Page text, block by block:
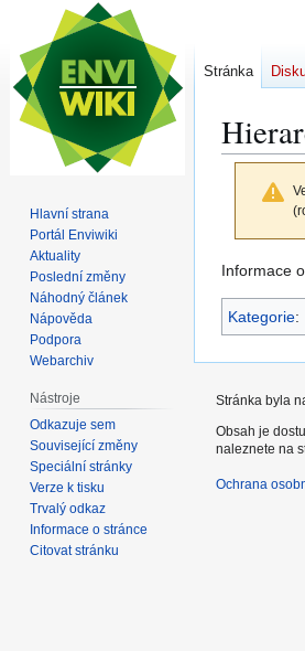
Skočit
navigaci
Skočit
vyhledávání
Informace
Kategorie:
Stránka
Hlavní strana
Portál Enviwiki
Aktuality
Poslední změny
Náhodný článek
Nápověda
Podpora
Webarchiv
Nástroje
Odkazuje sem
Související změny
Speciální stránky
Verze k tisku
Trvalý odkaz
Informace o stránce
Citovat stránku
Stránka byla
Obsah je
naleznete na
Ochrana